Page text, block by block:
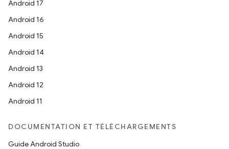
Android 17
Android 16
Android 15
Android 14
Android 13
Android 12
Android 11
DOCUMENTATION ET TÉLÉCHARGEMENTS
Guide Android Studio